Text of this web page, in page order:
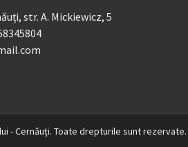
str. A. Mickiewicz, 5
- Cernăuţi. Toate drepturile sunt rezervate.